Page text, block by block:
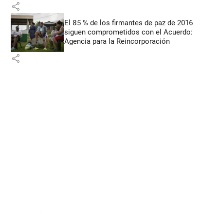
share
El 85 % de los firmantes de paz de 2016
siguen comprometidos con el Acuerdo:
Agencia para la Reincorporación
share